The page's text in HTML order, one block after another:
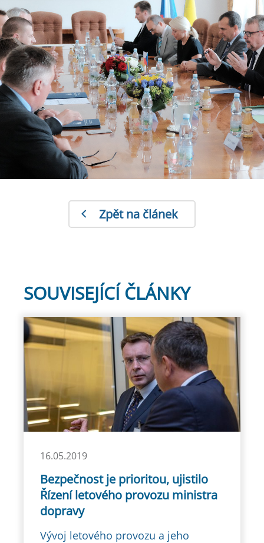
Zpět na článek
SOUVISEJÍCÍ ČLÁNKY
16.05.2019
Bezpečnost je prioritou, ujistilo
Řízení letového provozu ministra
dopravy
Vývoj letového provozu a jeho